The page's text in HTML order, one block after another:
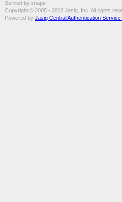
Served by snape
Copyright © 2005 - 2012 Jasig, Inc. All rights
Powered by Jasig Central Authentication Service